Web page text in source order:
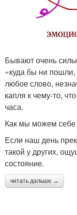
Бывают очень
«куда бы ни пошли,
любое слово,
капля к чему-то,
часа.
Как мы можем себе
Если наш день
такой у других,
состояние.
читать дальше →